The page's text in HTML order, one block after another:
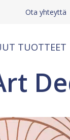
Ota yhteyttä
TUOTTEET